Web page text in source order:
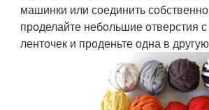
машинки или соединить
проделайте небольшие отверстия
ленточек и проденьте одна в